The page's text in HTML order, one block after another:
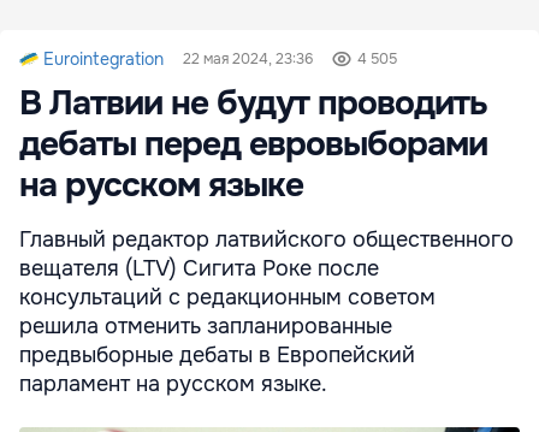
Eurointegration 22 мая 2024, 23:36 4 505
В Латвии не будут проводить
дебаты перед евровыборами
на русском языке
Главный редактор латвийского общественного
вещателя (LTV) Сигита Роке после
консультаций с редакционным советом
решила отменить запланированные
предвыборные дебаты в Европейский
парламент на русском языке.